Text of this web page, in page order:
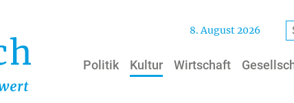
8. August 2026
Politik Kultur Wirtschaft